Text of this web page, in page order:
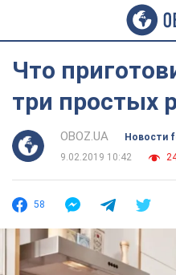
Что
три простых
OBOZ.UA
Новости
9.02.2019 10:42
58